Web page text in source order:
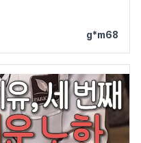
g*m68